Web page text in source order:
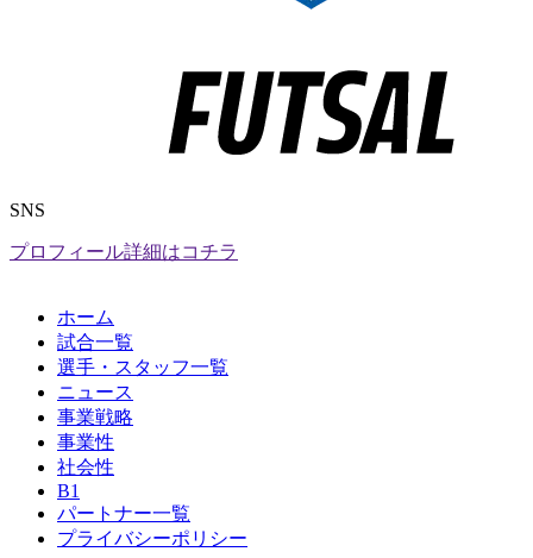
SNS
プロフィール詳細はコチラ
ホーム
試合一覧
選手・スタッフ一覧
ニュース
事業戦略
事業性
社会性
B1
パートナー一覧
プライバシーポリシー